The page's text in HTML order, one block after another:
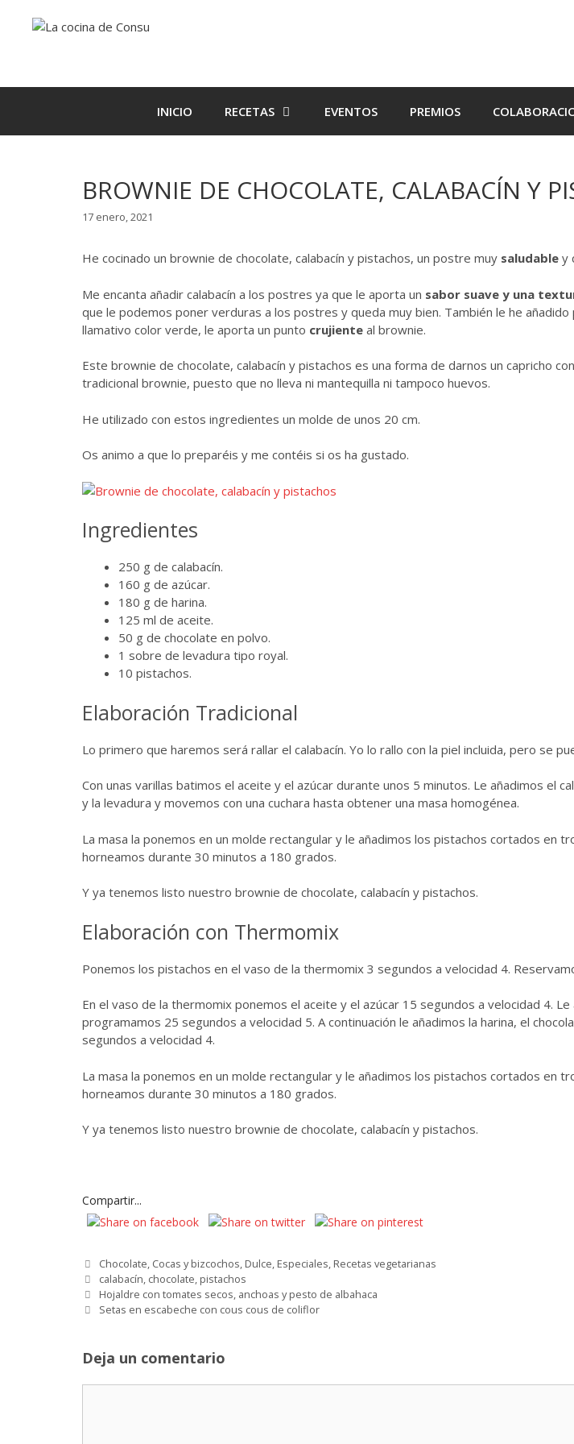
INICIO RECETAS EVENTOS PREMIOS
BROWNIE DE CHOCOLATE, CALABACÍN Y
17 enero, 2021
He cocinado un brownie de chocolate, calabacín y pistachos, un postre muy saludable y
Me encanta añadir calabacín a los postres ya que le aporta un sabor suave y una
que le podemos poner verduras a los postres y queda muy bien. También le he
llamativo color verde, le aporta un punto crujiente al brownie.
Este brownie de chocolate, calabacín y pistachos es una forma de darnos un capricho
tradicional brownie, puesto que no lleva ni mantequilla ni tampoco huevos.
He utilizado con estos ingredientes un molde de unos 20 cm.
Os animo a que lo preparéis y me contéis si os ha gustado.
Ingredientes
250 g de calabacín.
160 g de azúcar.
180 g de harina.
125 ml de aceite.
50 g de chocolate en polvo.
1 sobre de levadura tipo royal.
10 pistachos.
Elaboración Tradicional
Lo primero que haremos será rallar el calabacín. Yo lo rallo con la piel incluida, pero se
Con unas varillas batimos el aceite y el azúcar durante unos 5 minutos. Le añadimos el
y la levadura y movemos con una cuchara hasta obtener una masa homogénea.
La masa la ponemos en un molde rectangular y le añadimos los pistachos cortados en
horneamos durante 30 minutos a 180 grados.
Y ya tenemos listo nuestro brownie de chocolate, calabacín y pistachos.
Elaboración con Thermomix
Ponemos los pistachos en el vaso de la thermomix 3 segundos a velocidad 4.
En el vaso de la thermomix ponemos el aceite y el azúcar 15 segundos a velocidad 4. Le
programamos 25 segundos a velocidad 5. A continuación le añadimos la harina, el
segundos a velocidad 4.
La masa la ponemos en un molde rectangular y le añadimos los pistachos cortados en
horneamos durante 30 minutos a 180 grados.
Y ya tenemos listo nuestro brownie de chocolate, calabacín y pistachos.
Compartir...
Categorías
Chocolate, Cocas y bizcochos, Dulce, Especiales, Recetas vegetarianas
Etiquetas
calabacín, chocolate, pistachos
Hojaldre con tomates secos, anchoas y pesto de albahaca
Setas en escabeche con cous cous de coliflor
Deja un comentario